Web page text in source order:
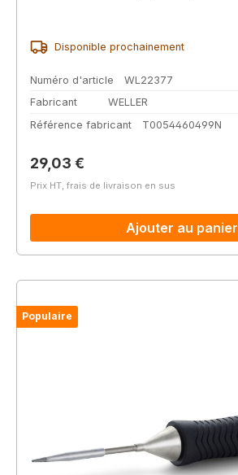
Disponible prochainement
Numéro d'article
WL22377
Fabricant
WELLER
Référence fabricant
T0054460499N
Prix régulier :
29,03 €
Prix HT, frais de livraison en sus
Ajouter au panier
Populaire